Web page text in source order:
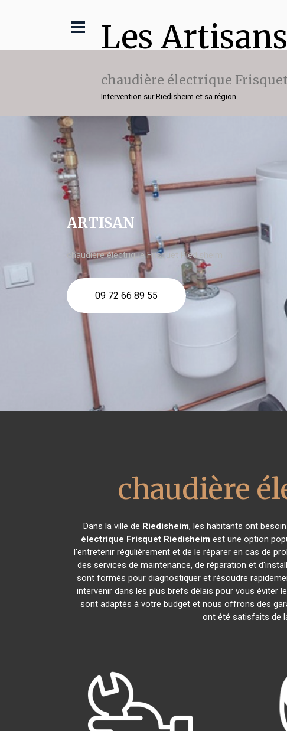
Les Artisans
chaudière électrique Frisquet
Intervention sur Riedisheim et sa région
ARTISAN
chaudière électrique Frisquet Riedisheim
09 72 66 89 55
chaudière
Dans la ville de Riedisheim, les habitants ont
électrique Frisquet Riedisheim est une option
l'entretenir régulièrement et de le réparer en cas de
des services de maintenance, de réparation et
sont formés pour diagnostiquer et résoudre
intervenir dans les plus brefs délais pour vous éviter
sont adaptés à votre budget et nous offrons des
ont été satisfaits de